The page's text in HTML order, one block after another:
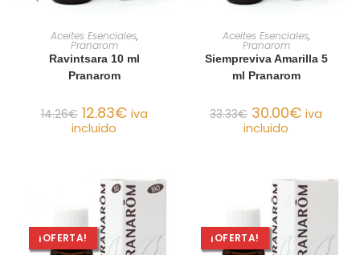
AÑADIR AL CARRITO
Aceites Esenciales,
Pranarom
Ravintsara 10 ml
Pranarom
14.26€ 12.83€ iva
incluido
AÑADIR AL CARRITO
Aceites Esenciales,
Pranarom
Siempreviva Amarilla 5
ml Pranarom
33.33€ 30.00€ iva
incluido
¡OFERTA! ¡OFERTA!